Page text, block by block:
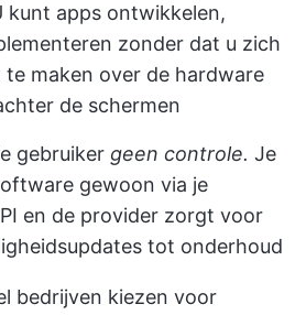
kunt apps ontwikkelen,
zonder dat u zich
maken over de hardware
de schermen
gebruiker geen controle. Je
gewoon via je
en de provider zorgt voor
tot onderhoud
bedrijven kiezen voor